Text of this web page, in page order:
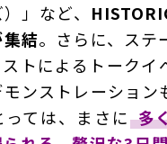
」など、
結。さらに、ステ
トによるトークイ
ンストレーション
ては、まさに 多